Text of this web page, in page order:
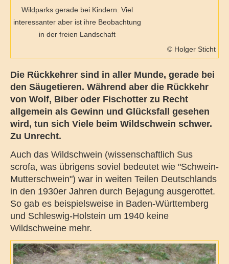
Wildparks gerade bei Kindern. Viel
interessanter aber ist ihre Beobachtung
in der freien Landschaft
© Holger Sticht
Die Rückkehrer sind in aller Munde, gerade bei
den Säugetieren. Während aber die Rückkehr
von Wolf, Biber oder Fischotter zu Recht
allgemein als Gewinn und Glücksfall gesehen
wird, tun sich Viele beim Wildschwein schwer.
Zu Unrecht.
Auch das Wildschwein (wissenschaftlich Sus
scrofa, was übrigens soviel bedeutet wie "Schwein-
Mutterschwein") war in weiten Teilen Deutschlands
in den 1930er Jahren durch Bejagung ausgerottet.
So gab es beispielsweise in Baden-Württemberg
und Schleswig-Holstein um 1940 keine
Wildschweine mehr.